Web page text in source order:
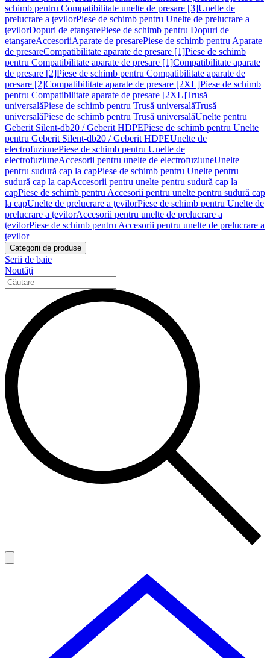
schimb pentru Compatibilitate unelte de presare [3]Unelte de
prelucrare a ţevilorPiese de schimb pentru Unelte de prelucrare a
ţevilorDopuri de etanşarePiese de schimb pentru Dopuri de
etanşareAccesoriiAparate de presarePiese de schimb pentru Aparate
de presareCompatibilitate aparate de presare [1]Piese de schimb
pentru Compatibilitate aparate de presare [1]Compatibilitate aparate
de presare [2]Piese de schimb pentru Compatibilitate aparate de
presare [2]Compatibilitate aparate de presare [2XL]Piese de schimb
pentru Compatibilitate aparate de presare [2XL]Trusă
universalăPiese de schimb pentru Trusă universalăTrusă
universalăPiese de schimb pentru Trusă universalăUnelte pentru
Geberit Silent-db20 / Geberit HDPEPiese de schimb pentru Unelte
pentru Geberit Silent-db20 / Geberit HDPEUnelte de
electrofuziunePiese de schimb pentru Unelte de
electrofuziuneAccesorii pentru unelte de electrofuziuneUnelte
pentru sudură cap la capPiese de schimb pentru Unelte pentru
sudură cap la capAccesorii pentru unelte pentru sudură cap la
capPiese de schimb pentru Accesorii pentru unelte pentru sudură cap
la capUnelte de prelucrare a ţevilorPiese de schimb pentru Unelte de
prelucrare a ţevilorAccesorii pentru unelte de prelucrare a
ţevilorPiese de schimb pentru Accesorii pentru unelte de prelucrare a
ţevilor
Categorii de produse
Serii de baie
Noutăţi